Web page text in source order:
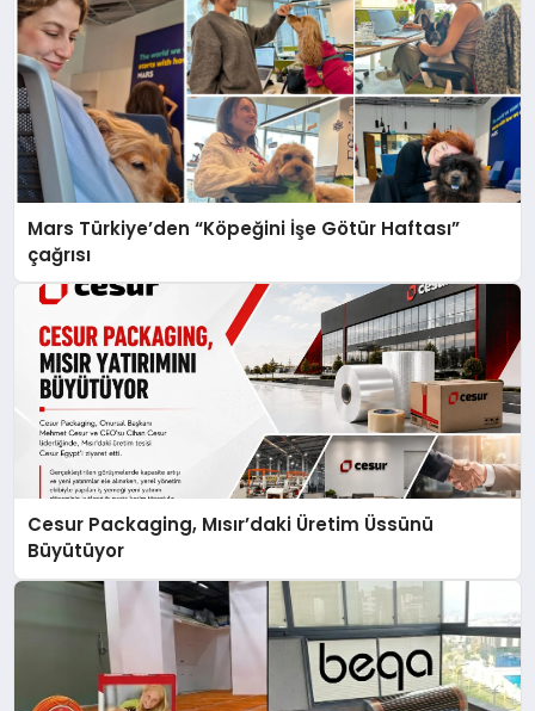
Mars Türkiye’den “Köpeğini İşe Götür Haftası”
çağrısı
Cesur Packaging, Mısır’daki Üretim Üssünü
Büyütüyor